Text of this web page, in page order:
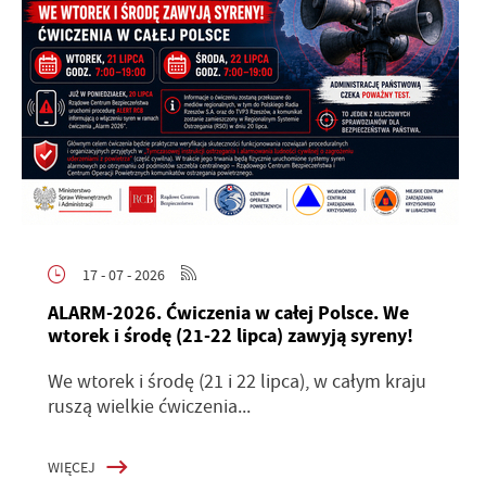
17 - 07 - 2026
ALARM-2026. Ćwiczenia w całej Polsce. We
wtorek i środę (21-22 lipca) zawyją syreny!
We wtorek i środę (21 i 22 lipca), w całym kraju
ruszą wielkie ćwiczenia...
WIĘCEJ